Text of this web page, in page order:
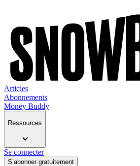
Articles
Abonnements
Money Buddy
Ressources
Se connecter
S’abonner gratuitement